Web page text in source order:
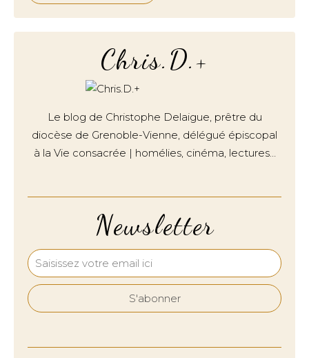
Newsletter
Chris.D.+
Le blog de Christophe Delaigue, prêtre du
diocèse de Grenoble-Vienne, délégué épiscopal
à la Vie consacrée | homélies, cinéma, lectures…